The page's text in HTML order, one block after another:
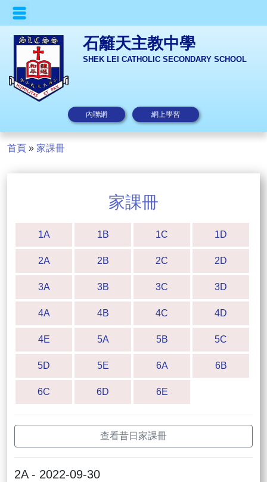
石籬天主教中學
SHEK LEI CATHOLIC SECONDARY SCHOOL
內聯網 網上學習
首頁 » 家課冊
家課冊
1A 1B 1C 1D
2A 2B 2C 2D
3A 3B 3C 3D
4A 4B 4C 4D
4E 5A 5B 5C
5D 5E 6A 6B
6C 6D 6E
查看昔日家課冊
2A - 2022-09-30